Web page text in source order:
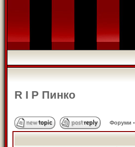
R I P Пинко
Форуми